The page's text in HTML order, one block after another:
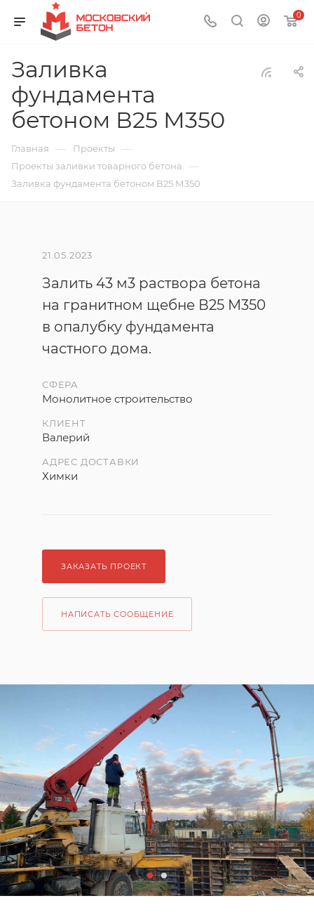
0
Заливка
фундамента
бетоном В25 М350
Главная — Проекты —
Проекты заливки товарного бетона —
Заливка фундамента бетоном В25 М350
21.05.2023
Залить 43 м3 раствора бетона
на гранитном щебне В25 М350
в опалубку фундамента
частного дома.
СФЕРА
Монолитное строительство
КЛИЕНТ
Валерий
АДРЕС ДОСТАВКИ
Химки
ЗАКАЗАТЬ ПРОЕКТ
НАПИСАТЬ СООБЩЕНИЕ